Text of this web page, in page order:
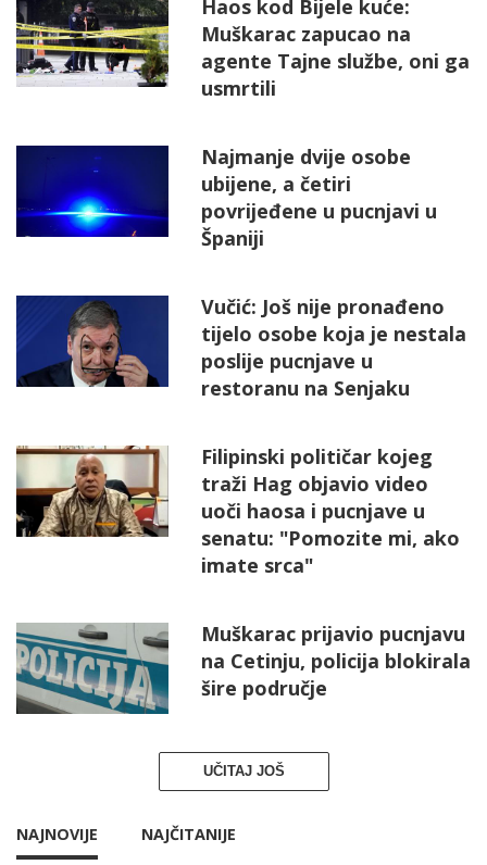
Haos kod Bijele kuće:
Muškarac zapucao na
agente Tajne službe, oni ga
usmrtili
Najmanje dvije osobe
ubijene, a četiri
povrijeđene u pucnjavi u
Španiji
Vučić: Još nije pronađeno
tijelo osobe koja je nestala
poslije pucnjave u
restoranu na Senjaku
Filipinski političar kojeg
traži Hag objavio video
uoči haosa i pucnjave u
senatu: "Pomozite mi, ako
imate srca"
Muškarac prijavio pucnjavu
na Cetinju, policija blokirala
šire područje
UČITAJ JOŠ
NAJNOVIJE NAJČITANIJE